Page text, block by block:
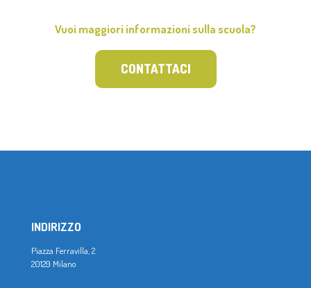
Vuoi maggiori informazioni sulla scuola?
CONTATTACI
INDIRIZZO
Piazza Ferravilla, 2
20129 Milano